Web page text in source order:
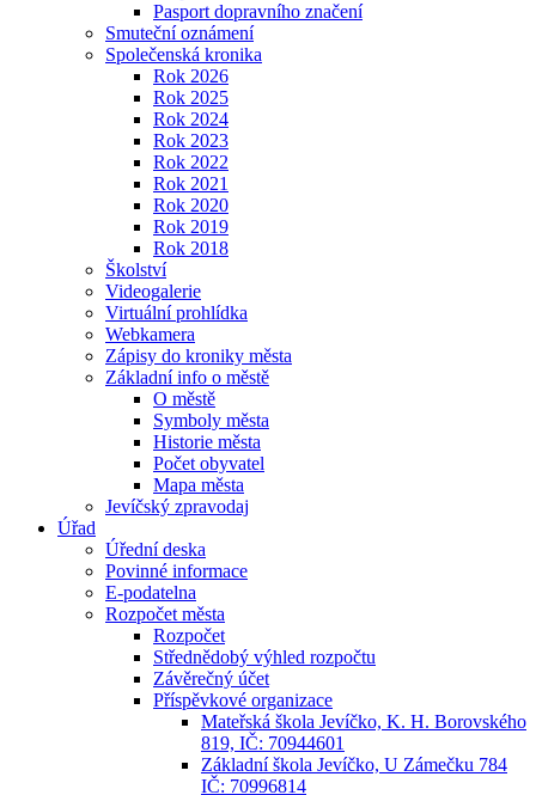
Pasport dopravního značení
Smuteční oznámení
Společenská kronika
Rok 2026
Rok 2025
Rok 2024
Rok 2023
Rok 2022
Rok 2021
Rok 2020
Rok 2019
Rok 2018
Školství
Videogalerie
Virtuální prohlídka
Webkamera
Zápisy do kroniky města
Základní info o městě
O městě
Symboly města
Historie města
Počet obyvatel
Mapa města
Jevíčský zpravodaj
Úřad
Úřední deska
Povinné informace
E-podatelna
Rozpočet města
Rozpočet
Střednědobý výhled rozpočtu
Závěrečný účet
Příspěvkové organizace
Mateřská škola Jevíčko, K. H. Borovského
819, IČ: 70944601
Základní škola Jevíčko, U Zámečku 784
IČ: 70996814